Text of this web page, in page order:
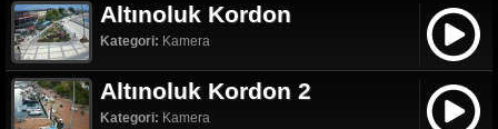
Altınoluk Kordon
Kategori: Kamera
Altınoluk Kordon 2
Kategori: Kamera